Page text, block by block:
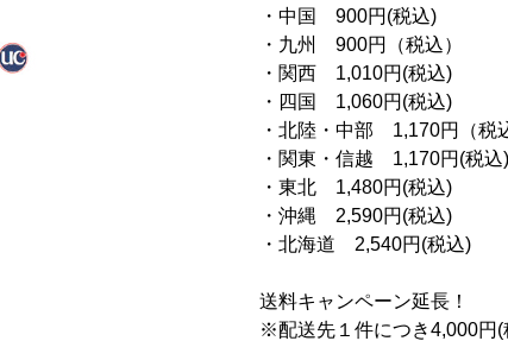
・中国 900円(税込)
・九州 900円（税込）
・関西 1,010円(税込)
・四国 1,060円(税込)
・北陸・中部 1,170円（税
・関東・信越 1,170円(税込)
・東北 1,480円(税込)
・沖縄 2,590円(税込)
・北海道 2,540円(税込)
送料キャンペーン延長！
※配送先１件につき4,000円(